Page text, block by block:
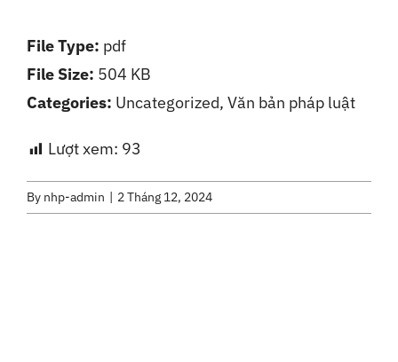
Liên Hệ
Lượt xem: 93
File Type: pdf
File Size: 504 KB
Categories: Uncategorized, Văn bản pháp luật
By nhp-admin 2 Tháng 12, 2024